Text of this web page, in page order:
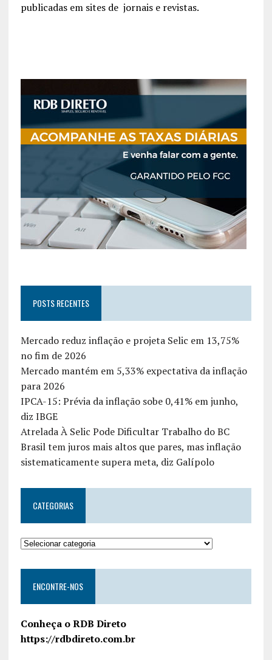
publicadas em sites de jornais e revistas.
POSTS RECENTES
Mercado reduz inflação e projeta Selic em 13,75%
no fim de 2026
Mercado mantém em 5,33% expectativa da inflação
para 2026
IPCA-15: Prévia da inflação sobe 0,41% em junho,
diz IBGE
Atrelada À Selic Pode Dificultar Trabalho do BC
Brasil tem juros mais altos que pares, mas inflação
sistematicamente supera meta, diz Galípolo
CATEGORIAS
ENCONTRE-NOS
Conheça o RDB Direto
https://rdbdireto.com.br